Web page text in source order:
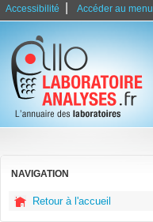
Accessibilité Accéder au menu
NAVIGATION
Retour à l'accueil